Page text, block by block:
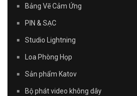
Bảng Vẽ Cảm Ứng
PIN & SẠC
Studio Lightning
Loa Phòng Họp
Sản phẩm Katov
Bộ phát video không dây